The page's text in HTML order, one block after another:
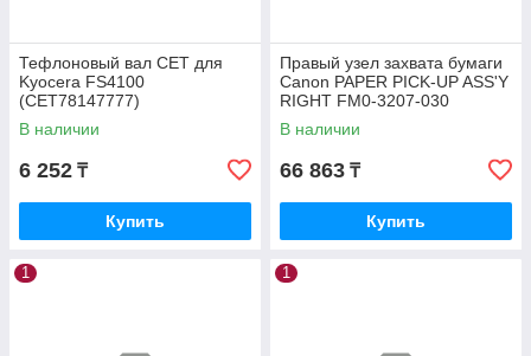
Тефлоновый вал CET для
Kyocera FS4100
(CET78147777)
В наличии
6 252 ₸
Купить
Правый узел захвата бумаги
Canon PAPER PICK-UP ASS'Y
RIGHT FM0-3207-030
В наличии
66 863 ₸
Купить
1 1